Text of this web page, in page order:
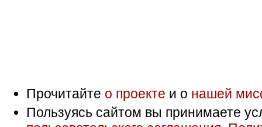
Прочитайте о проекте и о нашей
Пользуясь сайтом вы принимаете